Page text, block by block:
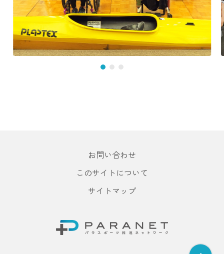
お問い合わせ
このサイトについて
サイトマップ